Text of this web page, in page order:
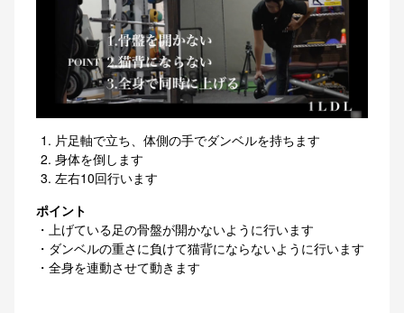
片足軸で立ち、体側の手でダンベルを持ちます
身体を倒します
左右10回行います
ポイント
・上げている足の骨盤が開かないように行います
・ダンベルの重さに負けて猫背にならないように行います
・全身を連動させて動きます